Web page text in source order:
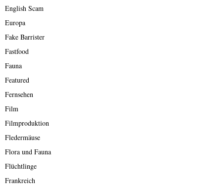
English Scam
Europa
Fake Barrister
Fastfood
Fauna
Featured
Fernsehen
Film
Filmproduktion
Fledermäuse
Flora und Fauna
Flüchtlinge
Frankreich